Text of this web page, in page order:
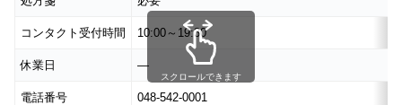
コンタクト受付時間 10:00～19:30
休業日 ―
電話番号 048-542-0001
スクロールできます